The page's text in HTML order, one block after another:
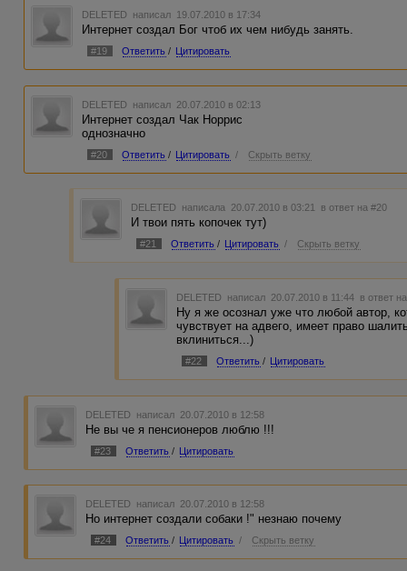
DELETED написал 19.07.2010 в 17:34
Интернет создал Бог чтоб их чем нибудь занять.
#19 Ответить / Цитировать
DELETED написал 20.07.2010 в 02:13
Интернет создал Чак Норрис
однозначно
#20 Ответить / Цитировать / Скрыть ветку
DELETED написала 20.07.2010 в 03:21 в ответ на #20
И твои пять копочек тут)
#21 Ответить / Цитировать / Скрыть ветку
DELETED написал 20.07.2010 в 11:44 в ответ
Ну я же осознал уже что любой автор,
чувствует на адвего, имеет право
вклиниться...)
#22 Ответить / Цитировать
DELETED написал 20.07.2010 в 12:58
Не вы че я пенсионеров люблю !!!
#23 Ответить / Цитировать
DELETED написал 20.07.2010 в 12:58
Но интернет создали собаки !" незнаю почему
#24 Ответить / Цитировать / Скрыть ветку